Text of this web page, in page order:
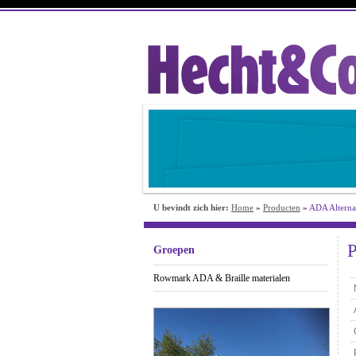
U bevindt zich hier: Home » Producten » ADA
Groepen
Rowmark ADA & Braille materialen